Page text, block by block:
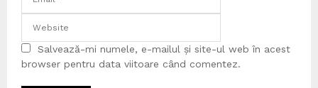
Salvează-mi numele, e-mailul și site-ul web în acest
browser pentru data viitoare când comentez.